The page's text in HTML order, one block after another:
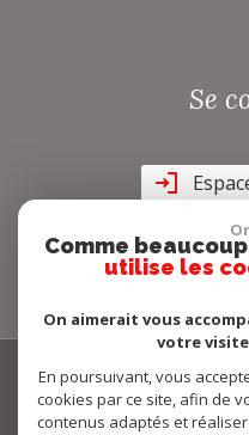
Se
© 2026 | Tous droits
Plan du site- Mentions légales-
annonces
Comme
utilise les
On aimerait vous
votre
En poursuivant, vous
cookies par ce site, afin de
contenus adaptés et